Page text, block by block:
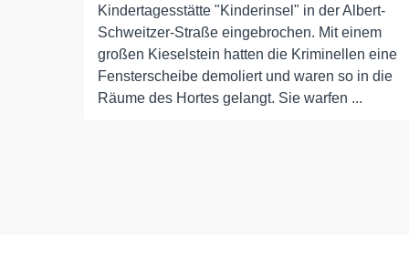
Kindertagesstätte "Kinderinsel" in der Albert-
Schweitzer-Straße eingebrochen. Mit einem
großen Kieselstein hatten die Kriminellen eine
Fensterscheibe demoliert und waren so in die
Räume des Hortes gelangt. Sie warfen ...